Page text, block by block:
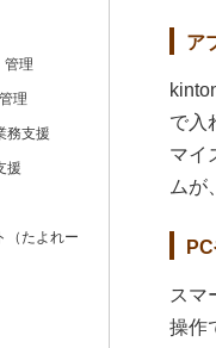
ア
で入
マイ
ムが
スマ
操作
管理
理
務支援
援
（たよれー